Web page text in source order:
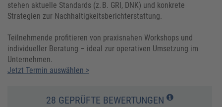
stehen aktuelle Standards (z. B. GRI, DNK) und konkrete
Strategien zur Nachhaltigkeitsberichterstattung.
Teilnehmende profitieren von praxisnahen Workshops und
individueller Beratung – ideal zur operativen Umsetzung im
Unternehmen.
Jetzt Termin auswählen >
28 GEPRÜFTE BEWERTUNGEN